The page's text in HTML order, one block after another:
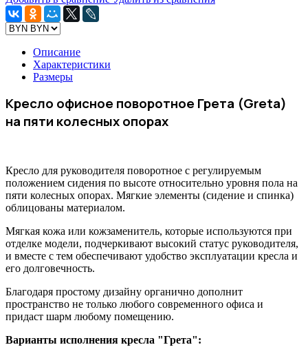
Описание
Характеристики
Размеры
Кресло офисное поворотное Грета (Greta)
на пяти колесных опорах
Кресло для руководителя поворотное с регулируемым
положением сидения по высоте относительно уровня пола на
пяти колесных опорах. Мягкие элементы (сидение и спинка)
облицованы материалом.
Мягкая кожа или кожзаменитель, которые используются при
отделке модели, подчеркивают высокий статус руководителя,
и вместе с тем обеспечивают удобство эксплуатации кресла и
его долговечность.
Благодаря простому дизайну органично дополнит
пространство не только любого современного офиса и
придаст шарм любому помещению.
Варианты исполнения кресла "Грета":